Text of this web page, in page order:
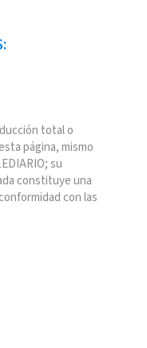
total o
página, mismo
su
constituye una
con las